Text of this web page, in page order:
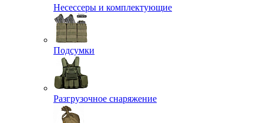
Несессеры и комплектующие
Подсумки
Разгрузочное снаряжение